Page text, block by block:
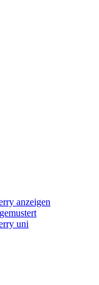
anzeigen
uni